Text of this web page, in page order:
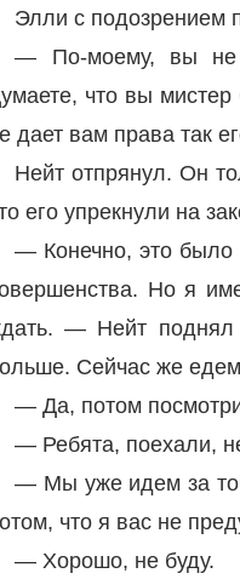
Элли с подозрением
— По-моему, вы не
что вы
дает вам права так
Нейт отпрянул. Он
его упрекнули на
— Конечно, это было
Но я
— Нейт поднял
Сейчас же
— Да, потом
— Ребята, поехали,
— Мы уже идем за
что я вас не
— Хорошо, не буду.